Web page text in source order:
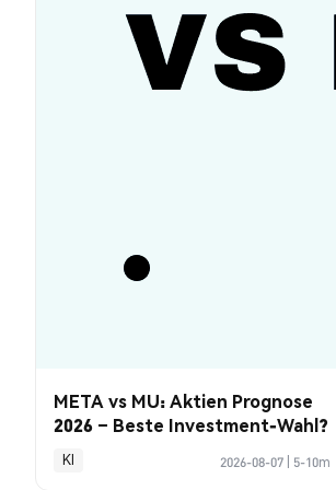
META vs MU: Aktien Prognose
2026 – Beste Investment-Wahl?
KI 2026-08-07 5-10m